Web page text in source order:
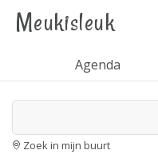
Meukisleuk
Agenda
Zoek in mijn buurt